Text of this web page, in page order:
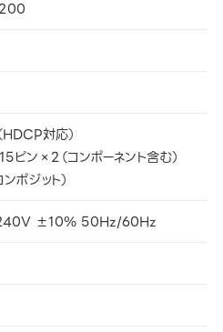
対応）
ピン×2（コンポーネント含む）
ポジット）
±10％ 50Hz/60Hz